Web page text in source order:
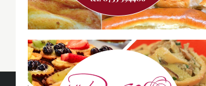
Youtube